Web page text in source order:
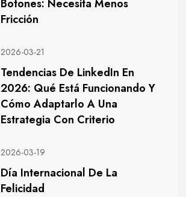
Botones: Necesita Menos
Fricción
2026-03-21
Tendencias De LinkedIn En
2026: Qué Está Funcionando Y
Cómo Adaptarlo A Una
Estrategia Con Criterio
2026-03-19
Día Internacional De La
Felicidad